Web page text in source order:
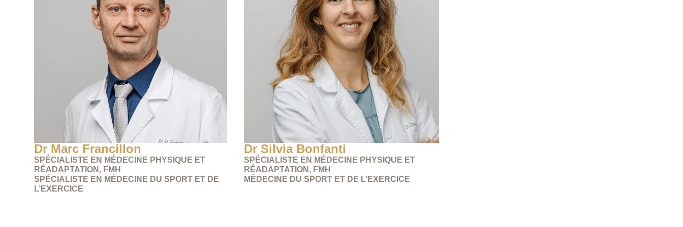
Dr Marc Francillon
SPÉCIALISTE EN MÉDECINE PHYSIQUE ET
RÉADAPTATION, FMH
SPÉCIALISTE EN MÉDECINE DU SPORT ET DE
L’EXERCICE
Dr Silvia Bonfanti
SPÉCIALISTE EN MÉDECINE PHYSIQUE ET
RÉADAPTATION, FMH
MÉDECINE DU SPORT ET DE L’EXERCICE